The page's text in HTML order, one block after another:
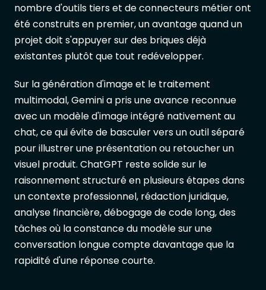
nombre d'outils tiers et de connecteurs métier ont
été construits en premier, un avantage quand un
projet doit s'appuyer sur des briques déjà
existantes plutôt que tout redévelopper.
Sur la génération d'image et le traitement
multimodal, Gemini a pris une avance reconnue
avec un modèle d'image intégré nativement au
chat, ce qui évite de basculer vers un outil séparé
pour illustrer une présentation ou retoucher un
visuel produit. ChatGPT reste solide sur le
raisonnement structuré en plusieurs étapes dans
un contexte professionnel, rédaction juridique,
analyse financière, débogage de code long, des
tâches où la constance du modèle sur une
conversation longue compte davantage que la
rapidité d'une réponse courte.